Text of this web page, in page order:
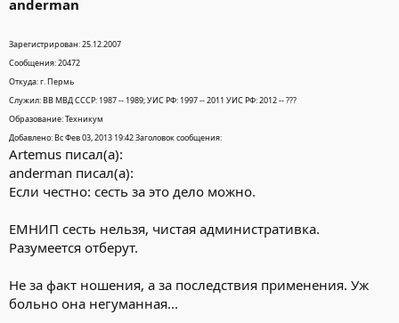
anderman
Зарегистрирован: 25.12.2007
Сообщения: 20472
Откуда: г. Пермь
Служил: ВВ МВД СССР: 1987 -- 1989; УИС РФ: 1997 -- 2011 УИС РФ: 2012 -- ???
Образование: Техникум
Добавлено: Вс Фев 03, 2013 19:42 Заголовок сообщения:
Artemus писал(а):
anderman писал(а):
Если честно: сесть за это дело можно.
ЕМНИП сесть нельзя, чистая административка.
Разумеется отберут.
Не за факт ношения, а за последствия применения. Уж
больно она негуманная...